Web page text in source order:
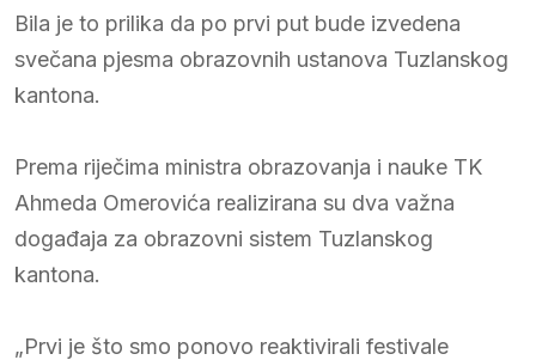
Bila je to prilika da po prvi put bude izvedena
svečana pjesma obrazovnih ustanova Tuzlanskog
kantona.
Prema riječima ministra obrazovanja i nauke TK
Ahmeda Omerovića realizirana su dva važna
događaja za obrazovni sistem Tuzlanskog
kantona.
„Prvi je što smo ponovo reaktivirali festivale